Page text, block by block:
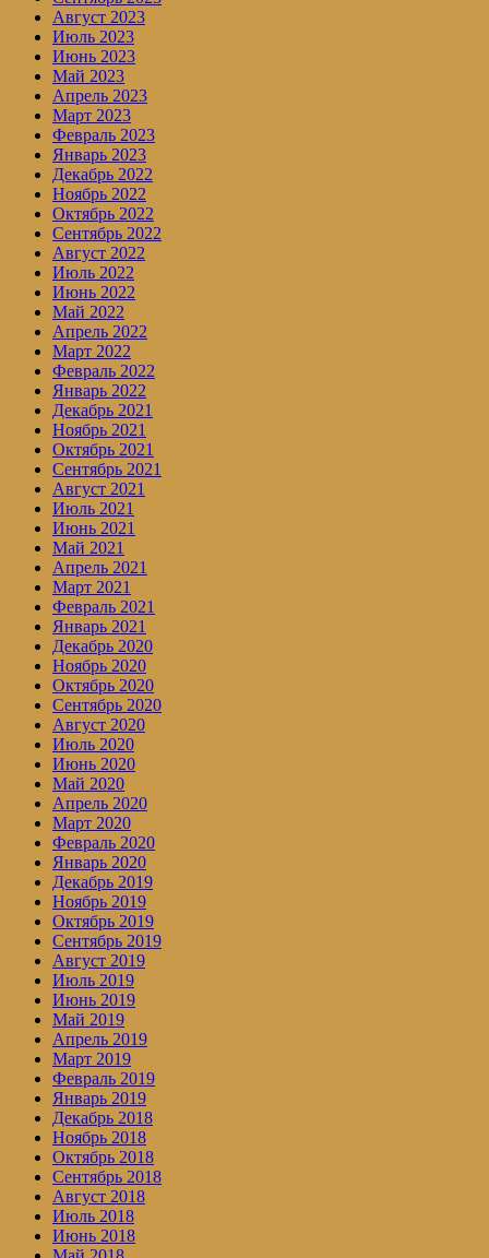
Август 2023
Июль 2023
Июнь 2023
Май 2023
Апрель 2023
Март 2023
Февраль 2023
Январь 2023
Декабрь 2022
Ноябрь 2022
Октябрь 2022
Сентябрь 2022
Август 2022
Июль 2022
Июнь 2022
Май 2022
Апрель 2022
Март 2022
Февраль 2022
Январь 2022
Декабрь 2021
Ноябрь 2021
Октябрь 2021
Сентябрь 2021
Август 2021
Июль 2021
Июнь 2021
Май 2021
Апрель 2021
Март 2021
Февраль 2021
Январь 2021
Декабрь 2020
Ноябрь 2020
Октябрь 2020
Сентябрь 2020
Август 2020
Июль 2020
Июнь 2020
Май 2020
Апрель 2020
Март 2020
Февраль 2020
Январь 2020
Декабрь 2019
Ноябрь 2019
Октябрь 2019
Сентябрь 2019
Август 2019
Июль 2019
Июнь 2019
Май 2019
Апрель 2019
Март 2019
Февраль 2019
Январь 2019
Декабрь 2018
Ноябрь 2018
Октябрь 2018
Сентябрь 2018
Август 2018
Июль 2018
Июнь 2018